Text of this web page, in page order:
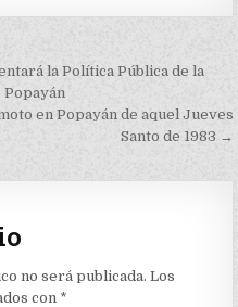
la Política Pública de la
Popayán
en Popayán de aquel Jueves
Santo de 1983 →
no será publicada. Los
con *